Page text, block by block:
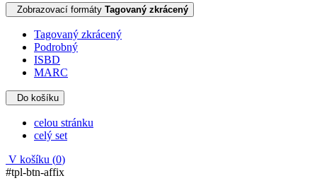
Zobrazovací formáty Tagovaný zkrácený
Tagovaný zkrácený
Podrobný
ISBD
MARC
Do košíku
celou stránku
celý set
V košíku (0)
#tpl-btn-affix